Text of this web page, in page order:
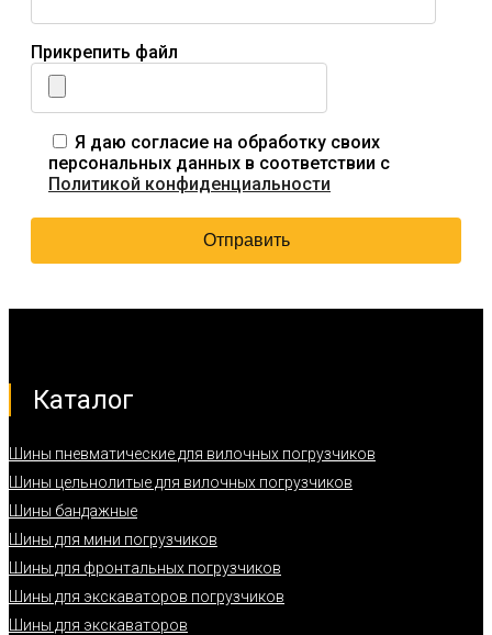
Прикрепить файл
Я даю согласие на обработку своих
персональных данных в соответствии с
Политикой конфиденциальности
Каталог
Шины пневматические для вилочных погрузчиков
Шины цельнолитые для вилочных погрузчиков
Шины бандажные
Шины для мини погрузчиков
Шины для фронтальных погрузчиков
Шины для экскаваторов погрузчиков
Шины для экскаваторов